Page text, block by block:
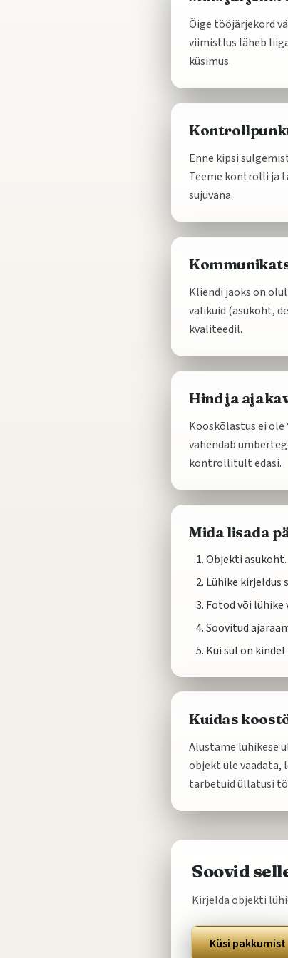
Õige tööjärjekord
viimistlus läheb
küsimus.
Enne kipsi
Teeme kontrolli ja
sujuvana.
Kliendi jaoks on
valikuid (asukoht,
kvaliteedil.
Hind ja
Kooskõlastus ei
vähendab
kontrollitult edasi.
Mida lisada
Objekti asukoht.
Lühike kirjeldus
Fotod või
Soovitud
Kui sul on
Kuidas
Alustame lühikese
objekt üle vaadata,
tarbetuid üllatusi
Soovid
Kirjelda objekti
Küsi pakkumist